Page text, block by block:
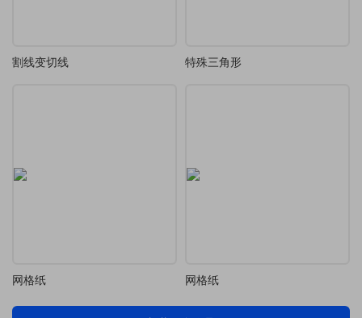
割线变切线 特殊三角形
网格纸 网格纸